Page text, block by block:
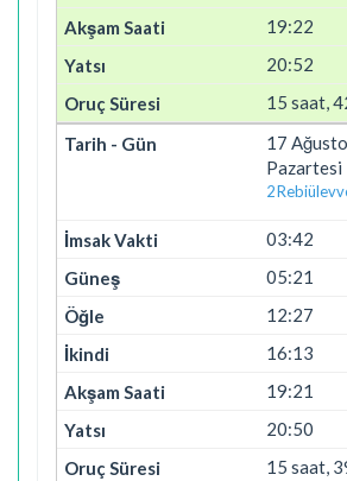
19:22
20:52
15 saat,
17
Pazartesi
2
03:42
05:21
12:27
16:13
19:21
20:50
15 saat,